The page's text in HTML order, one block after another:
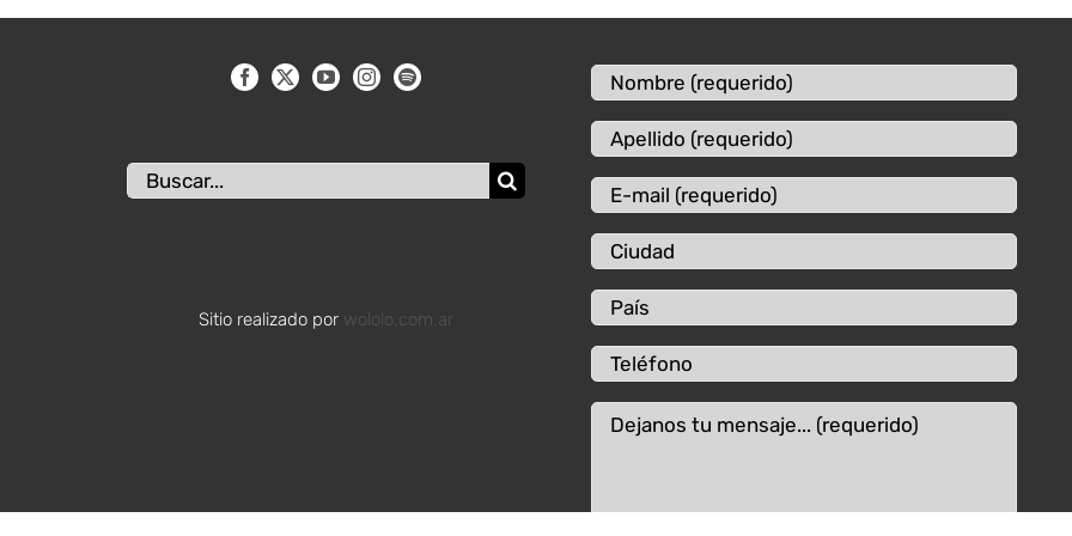
Buscar:
Sitio realizado por wololo.com.ar